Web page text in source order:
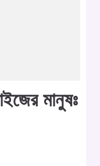
মানুষঃ